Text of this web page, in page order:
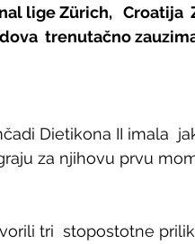
lige Zürich,   Croatija
trenutačno
Dietikona II imala
za njihovu prvu
tri  stopostotne